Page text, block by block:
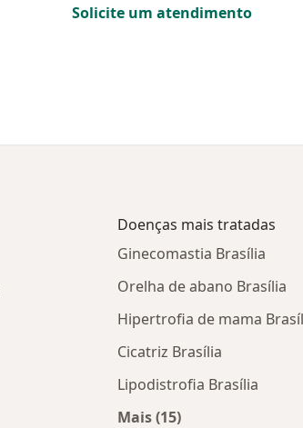
Solicite um atendimento
Doenças mais tratadas
Ginecomastia Brasília
Orelha de abano Brasília
Hipertrofia de mama
Cicatriz Brasília
Lipodistrofia Brasília
Mais (15)